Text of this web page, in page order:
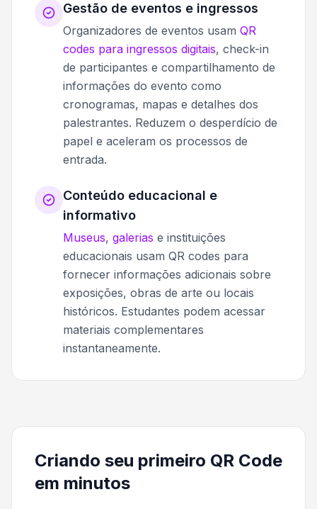
Gestão de eventos e ingressos
Organizadores de eventos usam QR
codes para ingressos digitais, check-in
de participantes e compartilhamento de
informações do evento como
cronogramas, mapas e detalhes dos
palestrantes. Reduzem o desperdício de
papel e aceleram os processos de
entrada.
Conteúdo educacional e
informativo
Museus, galerias e instituições
educacionais usam QR codes para
fornecer informações adicionais sobre
exposições, obras de arte ou locais
históricos. Estudantes podem acessar
materiais complementares
instantaneamente.
Criando seu primeiro QR Code
em minutos